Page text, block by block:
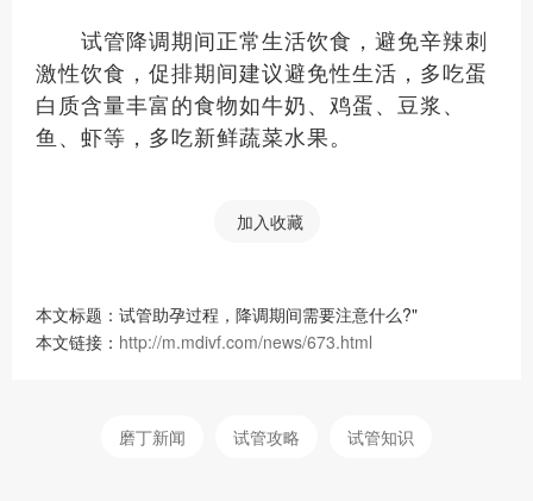
试管降调期间正常生活饮食，避免辛辣刺
激性饮食，促排期间建议避免性生活，多吃蛋
白质含量丰富的食物如牛奶、鸡蛋、豆浆、
鱼、虾等，多吃新鲜蔬菜水果。
加入收藏
本文标题：试管助孕过程，降调期间需要注意什么?"
本文链接： http://m.mdivf.com/news/673.html
磨丁新闻 试管攻略 试管知识